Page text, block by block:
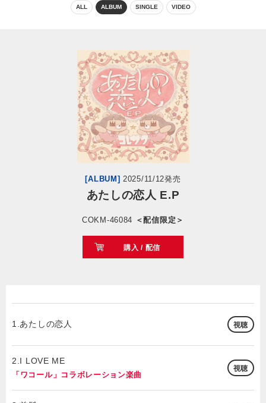
閉じる
ALL ALBUM SINGLE VIDEO
[ALBUM] 2025/11/12発売
あたしの恋人 E.P
COKM-46084 ＜配信限定＞
購入 / 配信
1.あたしの恋人 視聴
2.I LOVE ME
「ワコール」コラボレーション楽曲
視聴